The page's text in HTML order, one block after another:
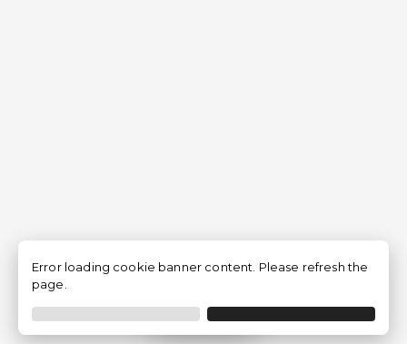
Filtrar
Error loading cookie banner content. Please refresh the
page.